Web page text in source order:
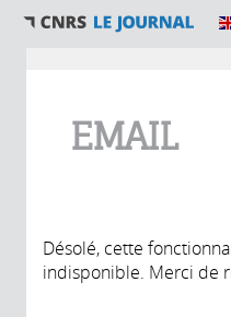
EMAIL
Désolé, cette
indisponible. Merci de